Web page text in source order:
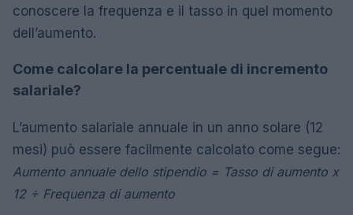
conoscere la frequenza e il tasso in quel momento
dell’aumento.
Come calcolare la percentuale di incremento
salariale?
L’aumento salariale annuale in un anno solare (12
mesi) può essere facilmente calcolato come segue:
Aumento annuale dello stipendio = Tasso di aumento x
12 ÷ Frequenza di aumento